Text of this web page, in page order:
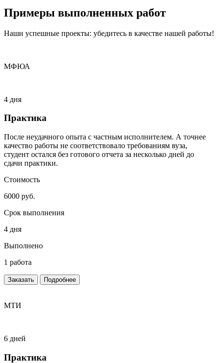
Примеры выполненных работ
Наши успешные проекты: убедитесь в качестве нашей работы!
МФЮА
4 дня
Практика
После неудачного опыта с частным исполнителем. А точнее
качество работы не соответствовало требованиям вуза,
студент остался без готового отчета за несколько дней до
сдачи практики.
Стоимость
6000 руб.
Срок выполнения
4 дня
Выполнено
1 работа
Заказать Подробнее
МТИ
6 дней
Практика